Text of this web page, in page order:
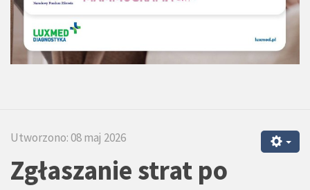
Utworzono: 08 maj 2026
Zgłaszanie strat po